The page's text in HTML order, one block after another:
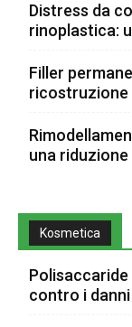
Distress da
rinoplastica:
Filler
ricostruzione
una
Kosmetica
contro i